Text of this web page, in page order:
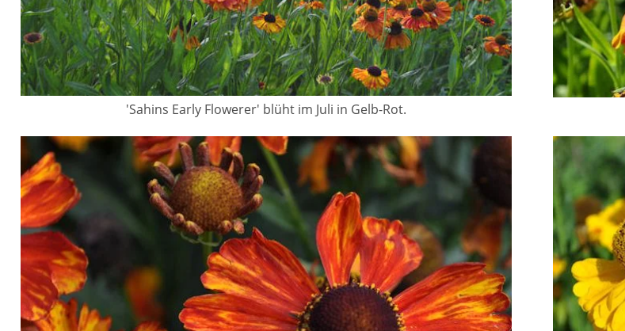
'Sahins Early Flowerer' blüht im Juli in Gelb-Rot.